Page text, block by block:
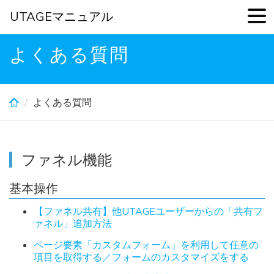
Skip
よくある質問
よくある質問
ファネル機能
基本操作
【ファネル共有】他UTAGEユーザーからの「共有フ
ァネル」追加方法
ページ要素「カスタムフォーム」を利用して任意の
項目を取得する／フォームのカスタマイズをする
UTAGEマニュアル